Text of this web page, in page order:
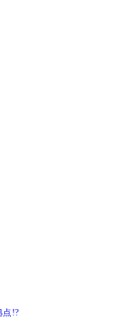
点!?